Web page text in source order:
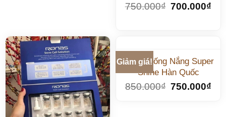
750.000₫ 700.000₫
Giảm giá!
Kem Chống Nắng Super
Shine Hàn Quốc
850.000₫ 750.000₫